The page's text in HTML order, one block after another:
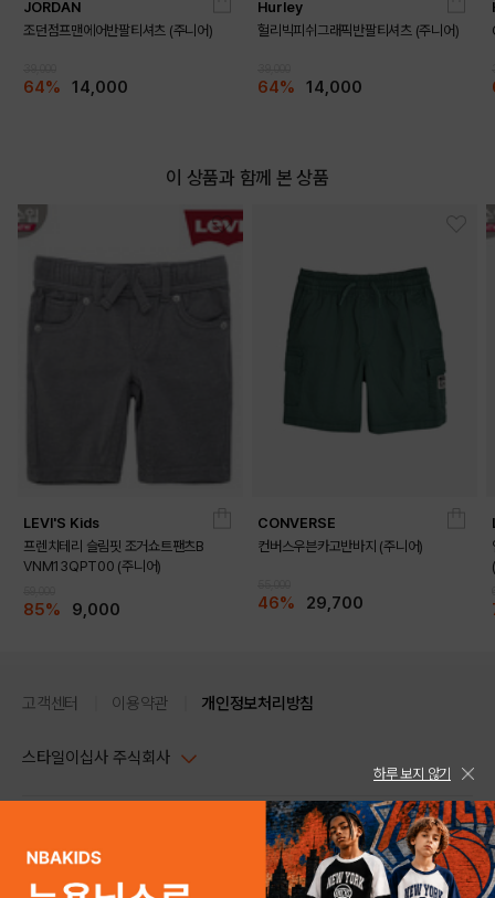
DETAILS
JORDAN
조던점프맨에어반팔티셔츠 (주니어)
64% 14,000
Hurley
헐리빅피쉬그래픽반팔티셔츠 (주니어)
64% 14,000
이 상품과 함께 본 상품
LEVI'S Kids
프렌치테리 슬림핏 조거쇼트팬츠B
VNM13QPT00 (주니어)
85% 9,000
CONVERSE
컨버스우븐카고반바지 (주니어)
46% 29,700
고객센터 이용약관 개인정보처리방침
스타일이십사 주식회사
주소 : 서울시 강남구 논현로 633, 6층 (논현동, 한세엠케이빌딩)
사업자등록번호 : 116-81-32499
스타일24 고객센터 1544-5336
평일 09:00~ 18:00 (토/일/공휴일 휴무)
하루 보지 않기